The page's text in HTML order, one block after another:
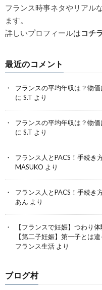
フランス時事ネタやリアル
ます。
詳しいプロフィールはコチラ
最近のコメント
フランスの平均年収は？物
に S.T より
フランスの平均年収は？物
に S.T より
フランス人とPACS！手続き
MASUKO より
フランス人とPACS！手続き
あん より
【フランスで妊娠】つわり
【第二子妊娠】第一子とは
フランス生活 より
ブログ村